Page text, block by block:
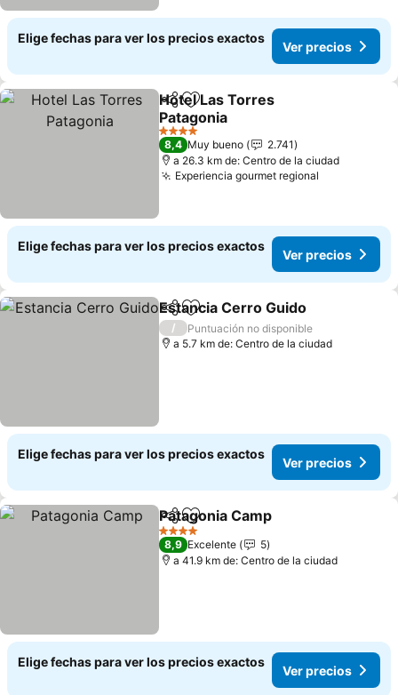
Elige fechas para ver los precios exactos
Ver precios
CompartirAgregar a favoritos
Hotel Las Torres
Patagonia
4 Estrellas
8,4 Muy bueno
2.741
a 26.3 km de: Centro de la ciudad
Experiencia gourmet regional
Elige fechas para ver los precios exactos
Ver precios
CompartirAgregar a favoritos
Estancia Cerro Guido
/
Puntuación no disponible
a 5.7 km de: Centro de la ciudad
Elige fechas para ver los precios exactos
Ver precios
CompartirAgregar a favoritos
Patagonia Camp
4 Estrellas
8,9 Excelente
5
a 41.9 km de: Centro de la ciudad
Elige fechas para ver los precios exactos
Ver precios